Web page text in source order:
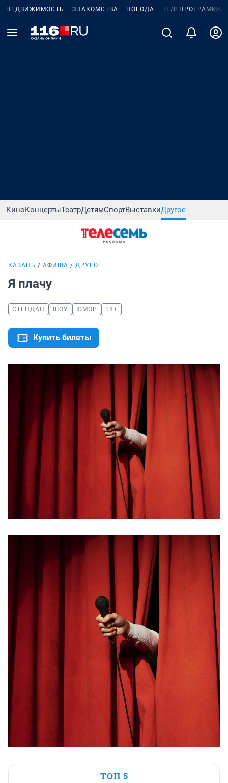
НЕДВИЖИМОСТЬ ЗНАКОМСТВА ПОГОДА ТЕЛЕПРОГРАММА
КиноКонцертыТеатрДетямСпортВыставкиДругое
КАЗАНЬ АФИША ДРУГОЕ
Я плачу
СТЕНДАП ШОУ ЮМОР 18+
Купить билеты
ТОП 5